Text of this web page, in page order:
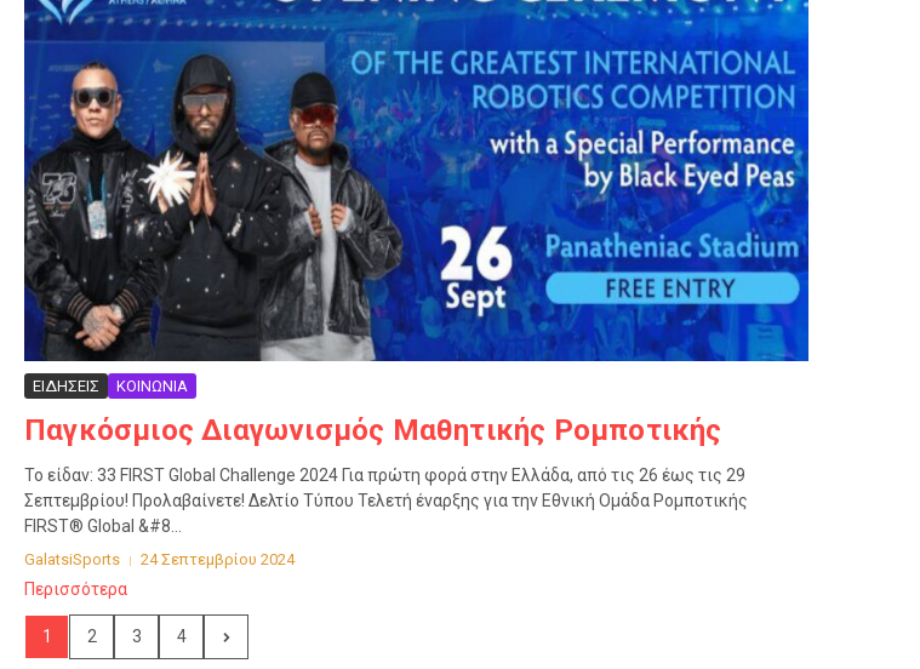
ΕΙΔΗΣΕΙΣ ΚΟΙΝΩΝΙΑ
Παγκόσμιος Διαγωνισμός Μαθητικής Ρομποτικής
Το είδαν: 33 FIRST Global Challenge 2024 Για πρώτη φορά στην Ελλάδα, από τις 26 έως τις 29
Σεπτεμβρίου! Προλαβαίνετε! Δελτίο Τύπου Τελετή έναρξης για την Εθνική Ομάδα Ρομποτικής
FIRST® Global &#8...
GalatsiSports 24 Σεπτεμβρίου 2024
Περισσότερα
1 2 3 4